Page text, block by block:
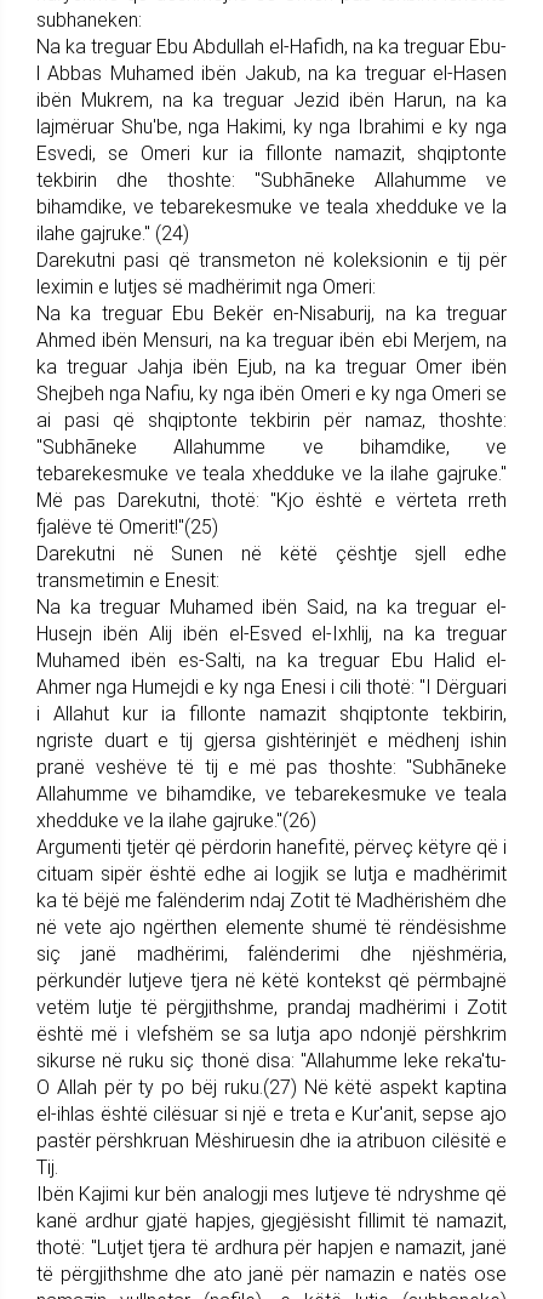
subhaneken:
Na ka treguar Ebu Abdullah el-Hafidh, na ka treguar Ebu-
l Abbas Muhamed ibën Jakub, na ka treguar el-Hasen
ibën Mukrem, na ka treguar Jezid ibën Harun, na ka
lajmëruar Shu'be, nga Hakimi, ky nga Ibrahimi e ky nga
Esvedi, se Omeri kur ia fillonte namazit, shqiptonte
tekbirin dhe thoshte: "Subhãneke Allahumme ve
bihamdike, ve tebarekesmuke ve teala xhedduke ve la
ilahe gajruke." (24)
Darekutni pasi që transmeton në koleksionin e tij për
leximin e lutjes së madhërimit nga Omeri:
Na ka treguar Ebu Bekër en-Nisaburij, na ka treguar
Ahmed ibën Mensuri, na ka treguar ibën ebi Merjem, na
ka treguar Jahja ibën Ejub, na ka treguar Omer ibën
Shejbeh nga Nafiu, ky nga ibën Omeri e ky nga Omeri se
ai pasi që shqiptonte tekbirin për namaz, thoshte:
"Subhãneke Allahumme ve bihamdike, ve
tebarekesmuke ve teala xhedduke ve la ilahe gajruke."
Më pas Darekutni, thotë: "Kjo është e vërteta rreth
fjalëve të Omerit!"(25)
Darekutni në Sunen në këtë çështje sjell edhe
transmetimin e Enesit:
Na ka treguar Muhamed ibën Said, na ka treguar el-
Husejn ibën Alij ibën el-Esved el-Ixhlij, na ka treguar
Muhamed ibën es-Salti, na ka treguar Ebu Halid el-
Ahmer nga Humejdi e ky nga Enesi i cili thotë: "I Dërguari
i Allahut kur ia fillonte namazit shqiptonte tekbirin,
ngriste duart e tij gjersa gishtërinjët e mëdhenj ishin
pranë veshëve të tij e më pas thoshte: "Subhãneke
Allahumme ve bihamdike, ve tebarekesmuke ve teala
xhedduke ve la ilahe gajruke."(26)
Argumenti tjetër që përdorin hanefitë, përveç këtyre që i
cituam sipër është edhe ai logjik se lutja e madhërimit
ka të bëjë me falënderim ndaj Zotit të Madhërishëm dhe
në vete ajo ngërthen elemente shumë të rëndësishme
siç janë madhërimi, falënderimi dhe njëshmëria,
përkundër lutjeve tjera në këtë kontekst që përmbajnë
vetëm lutje të përgjithshme, prandaj madhërimi i Zotit
është më i vlefshëm se sa lutja apo ndonjë përshkrim
sikurse në ruku siç thonë disa: "Allahumme leke reka'tu-
O Allah për ty po bëj ruku.(27) Në këtë aspekt kaptina
el-ihlas është cilësuar si një e treta e Kur'anit, sepse ajo
pastër përshkruan Mëshiruesin dhe ia atribuon cilësitë e
Tij.
Ibën Kajimi kur bën analogji mes lutjeve të ndryshme që
kanë ardhur gjatë hapjes, gjegjësisht fillimit të namazit,
thotë: "Lutjet tjera të ardhura për hapjen e namazit, janë
të përgjithshme dhe ato janë për namazin e natës ose